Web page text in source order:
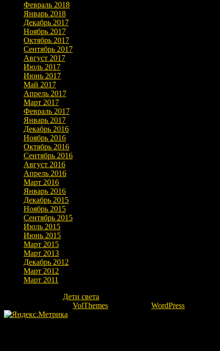
Февраль 2018
Январь 2018
Декабрь 2017
Ноябрь 2017
Октябрь 2017
Сентябрь 2017
Август 2017
Июль 2017
Июнь 2017
Май 2017
Апрель 2017
Март 2017
Февраль 2017
Январь 2017
Декабрь 2016
Ноябрь 2016
Октябрь 2016
Сентябрь 2016
Август 2016
Апрель 2016
Март 2016
Январь 2016
Декабрь 2015
Ноябрь 2015
Сентябрь 2015
Июль 2015
Июнь 2015
Март 2015
Март 2013
Декабрь 2012
Март 2012
Март 2011
Дети света
VolThemes WordPress